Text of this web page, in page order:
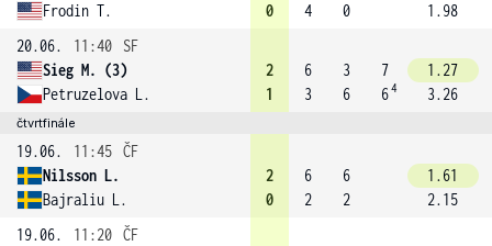
Frodin T.
0
4
0
1.98
20.06.
11:40
SF
Sieg M. (3)
Petruzelova L.
2
1
6
3
3
6
7
64
1.27
3.26
čtvrtfinále
19.06. 11:45 ČF
Nilsson L.
Bajraliu L.
2
0
6
2
6
2
1.61
2.15
19.06.
11:20 ČF